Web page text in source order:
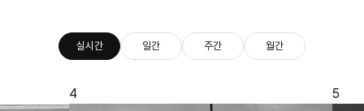
실시간 일간 주간 월간